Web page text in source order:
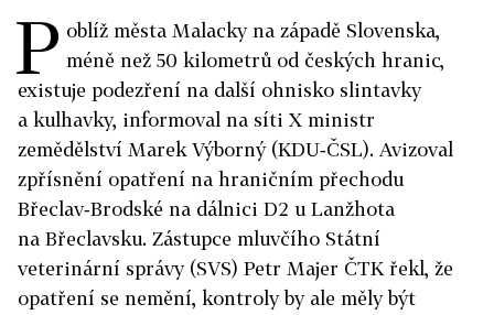
P oblíž města Malacky na západě Slovenska,
méně než 50 kilometrů od českých hranic,
existuje podezření na další ohnisko slintavky
a kulhavky, informoval na síti X ministr
zemědělství Marek Výborný (KDU‑ČSL). Avizoval
zpřísnění opatření na hraničním přechodu
Břeclav‑Brodské na dálnici D2 u Lanžhota
na Břeclavsku. Zástupce mluvčího Státní
veterinární správy (SVS) Petr Majer ČTK řekl, že
opatření se nemění, kontroly by ale měly být